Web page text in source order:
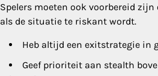
Spelers moeten ook voorbereid
als de situatie te riskant wordt.
Heb altijd een exitstrategie in
Geef prioriteit aan stealth